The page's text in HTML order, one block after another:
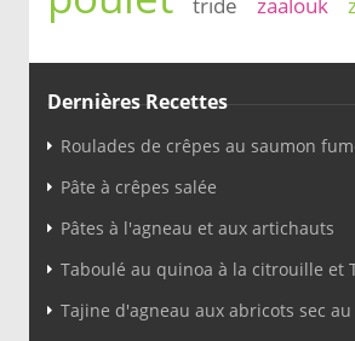
Dernières Recettes
Roulades de crêpes au saumon
Pâte à crêpes salée
Pâtes à l'agneau et aux artichauts
Taboulé au quinoa à la citrouille et
Tajine d'agneau aux abricots sec